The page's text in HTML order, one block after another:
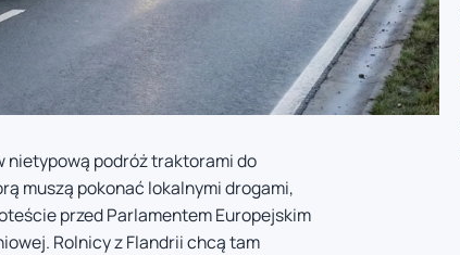
nietypową podróż traktorami do
muszą pokonać lokalnymi drogami,
przed Parlamentem Europejskim
Rolnicy z Flandrii chcą tam